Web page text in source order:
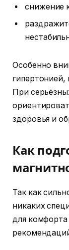
снижение
Особенно
При
здоровья и
Как
Так как
никаких
для